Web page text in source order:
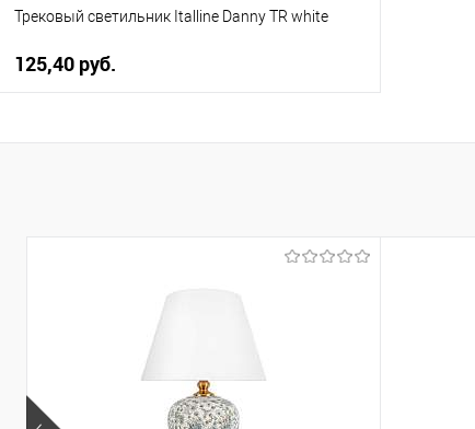
Трековый светильник Italline Danny TR white
125,40 pуб.
менеджера